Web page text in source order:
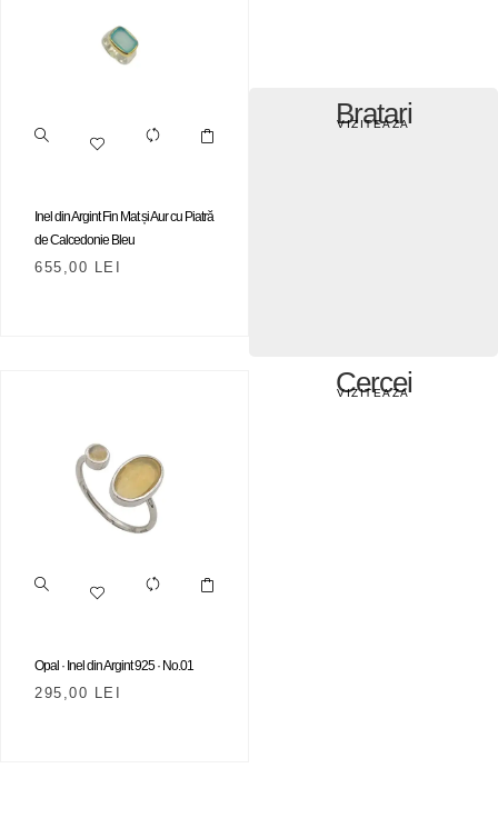
Inel din Argint Fin Mat și Aur cu Piatră
de Calcedonie Bleu
655,00 LEI
Opal · Inel din Argint 925 · No.01
295,00 LEI
Bratari
VIZITEAZA
Cercei
VIZITEAZA